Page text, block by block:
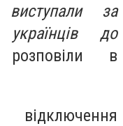
за
до
в